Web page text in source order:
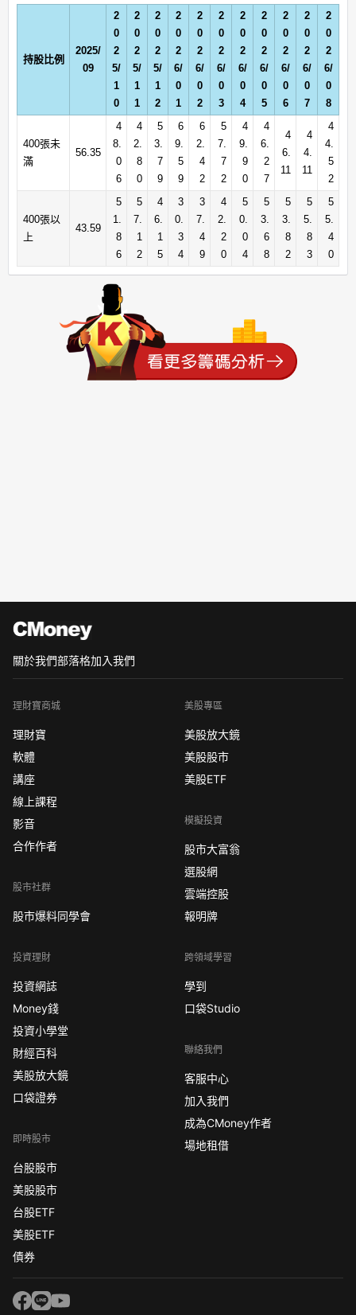
持股比例
2025/
09
2
0
2
5/
1
0
2
0
2
5/
1
1
2
0
2
5/
1
2
2
0
2
6/
0
1
2
0
2
6/
0
2
2
0
2
6/
0
3
2
0
2
6/
0
4
2
0
2
6/
0
5
2
0
2
6/
0
6
2
0
2
6/
0
7
2
0
2
6/
0
8
400張未
滿
56.35
4
8.
0
6
4
2.
8
0
5
3.
7
9
6
9.
5
9
6
2.
4
2
5
7.
7
2
4
9.
9
0
4
6.
2
7
4
6.
11
4
4.
11
4
4.
5
2
400張以
上
43.59
5
1.
8
6
5
7.
1
2
4
6.
1
5
3
0.
3
4
3
7.
4
9
4
2.
2
0
5
0.
0
4
5
3.
6
8
5
3.
8
2
5
5.
8
3
5
5.
4
0
關於我們部落格加入我們
理財寶商城
理財寶
軟體
講座
線上課程
影音
合作作者
股市社群
股市爆料同學會
投資理財
投資網誌
Money錢
投資小學堂
財經百科
美股放大鏡
口袋證券
即時股市
台股股市
美股股市
台股ETF
美股ETF
債券
美股專區
美股放大鏡
美股股市
美股ETF
模擬投資
股市大富翁
選股網
雲端控股
報明牌
跨領域學習
學到
口袋Studio
聯絡我們
客服中心
加入我們
成為CMoney作者
場地租借